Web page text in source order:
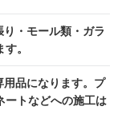
・モール類・ガラ
。
品になります。プ
ートなどへの施工は